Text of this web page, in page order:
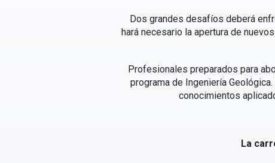
Dos grandes desafíos deberá
hará necesario la apertura de
Profesionales preparados para
programa de Ingeniería
conocimientos
La